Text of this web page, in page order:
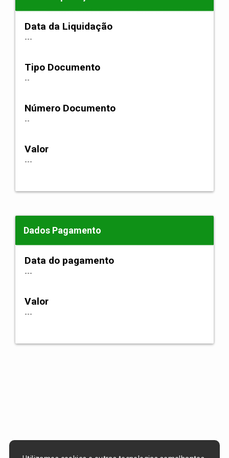
Data da Liquidação
---
Tipo Documento
--
Número Documento
--
Valor
---
Dados Pagamento
Data do pagamento
---
Valor
---